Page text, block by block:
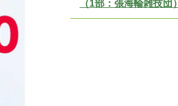
（1部：張海輪雑技団）